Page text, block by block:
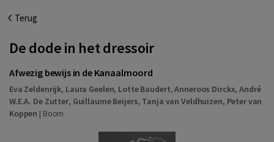
Terug
De dode in het dressoir
Afwezig bewijs in de Kanaalmoord
Eva Zeldenrijk, Laura Geelen, Lotte Baudert,Anneroos Dirckx,André
W.E.A. De Zutter, Guillaume Beijers, Tanja van Veldhuizen, Peter van
Koppen | Boom